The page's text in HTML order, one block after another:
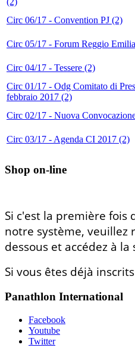
Circ 06/17 - Convention PJ (2)
Circ 05/17 - Forum Reggio
Circ 04/17 - Tessere (2)
Circ 01/17 - Odg Comitato di
febbraio 2017 (2)
Circ 02/17 - Nuova
Circ 03/17 - Agenda CI 2017 (2)
Shop on-line
Si c'est la première fois
notre système,
dessous et accédez à
Si vous êtes déjà
Panathlon International
Facebook
Youtube
Twitter